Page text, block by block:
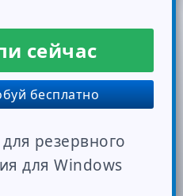
сейчас
бесплатно
резервного
для Windows